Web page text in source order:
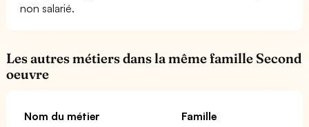
non salarié.
Les autres métiers dans la même famille Second
oeuvre
Nom du métier
Famille